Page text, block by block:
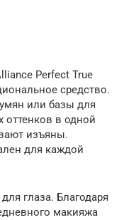
Perfect True
средство.
или базы для
оттенков в одной
изъяны.
для каждой
глаза. Благодаря
макияжа